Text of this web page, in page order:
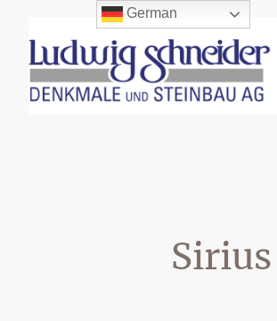
Sirius
German